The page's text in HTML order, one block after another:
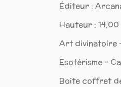
Éditeur :
Hauteur :
Art divinatoire
Esotérisme -
Boite coffret